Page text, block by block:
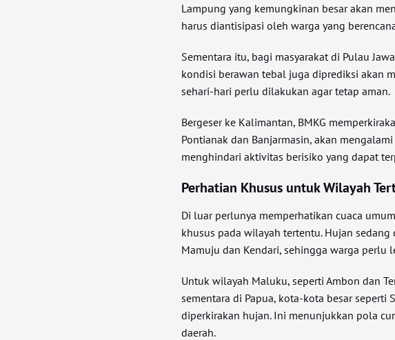
Lampung yang kemungkinan besar akan
harus diantisipasi oleh warga yang
Sementara itu, bagi masyarakat di Pulau
kondisi berawan tebal juga diprediksi akan
sehari-hari perlu dilakukan agar tetap aman.
Bergeser ke Kalimantan, BMKG
Pontianak dan Banjarmasin, akan
menghindari aktivitas berisiko yang dapat
Perhatian Khusus untuk Wilayah
Di luar perlunya memperhatikan cuaca
khusus pada wilayah tertentu. Hujan
Mamuju dan Kendari, sehingga warga perlu
Untuk wilayah Maluku, seperti Ambon dan
sementara di Papua, kota-kota besar seperti
diperkirakan hujan. Ini menunjukkan pola
daerah.